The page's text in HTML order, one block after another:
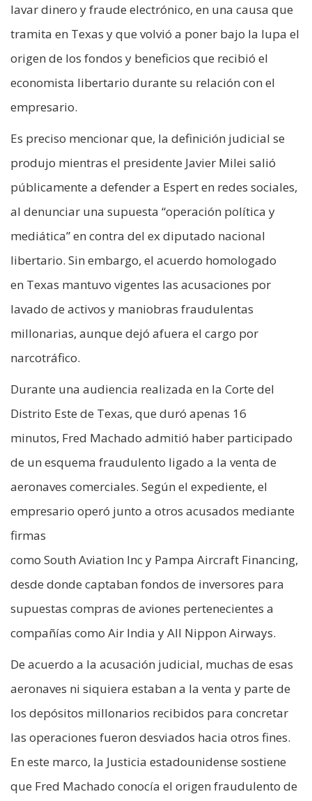
lavar dinero y fraude electrónico, en una causa que
tramita en Texas y que volvió a poner bajo la lupa el
origen de los fondos y beneficios que recibió el
economista libertario durante su relación con el
empresario.
Es preciso mencionar que, la definición judicial se
produjo mientras el presidente Javier Milei salió
públicamente a defender a Espert en redes sociales,
al denunciar una supuesta “operación política y
mediática” en contra del ex diputado nacional
libertario. Sin embargo, el acuerdo homologado
en Texas mantuvo vigentes las acusaciones por
lavado de activos y maniobras fraudulentas
millonarias, aunque dejó afuera el cargo por
narcotráfico.
Durante una audiencia realizada en la Corte del
Distrito Este de Texas, que duró apenas 16
minutos, Fred Machado admitió haber participado
de un esquema fraudulento ligado a la venta de
aeronaves comerciales. Según el expediente, el
empresario operó junto a otros acusados mediante
firmas
como South Aviation Inc y Pampa Aircraft Financing,
desde donde captaban fondos de inversores para
supuestas compras de aviones pertenecientes a
compañías como Air India y All Nippon Airways.
De acuerdo a la acusación judicial, muchas de esas
aeronaves ni siquiera estaban a la venta y parte de
los depósitos millonarios recibidos para concretar
las operaciones fueron desviados hacia otros fines.
En este marco, la Justicia estadounidense sostiene
que Fred Machado conocía el origen fraudulento de